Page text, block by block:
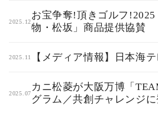
2025.12
お宝争奪!頂きゴルフ
物・松坂」商品提供協賛
2025.11 【メディア情報】日本海
2025.07
カニ松菱が大阪万博「
グラム／共創チャレンジ